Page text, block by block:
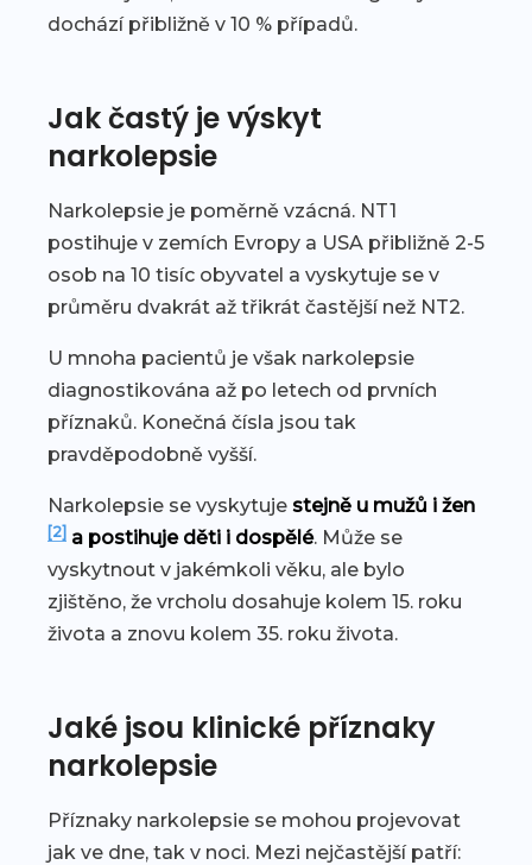
dochází přibližně v 10 % případů.
Jak častý je výskyt
narkolepsie
Narkolepsie je poměrně vzácná. NT1
postihuje v zemích Evropy a USA přibližně 2-5
osob na 10 tisíc obyvatel a vyskytuje se v
průměru dvakrát až třikrát častější než NT2.
U mnoha pacientů je však narkolepsie
diagnostikována až po letech od prvních
příznaků. Konečná čísla jsou tak
pravděpodobně vyšší.
Narkolepsie se vyskytuje stejně u mužů i žen
[2] a postihuje děti i dospělé. Může se
vyskytnout v jakémkoli věku, ale bylo
zjištěno, že vrcholu dosahuje kolem 15. roku
života a znovu kolem 35. roku života.
Jaké jsou klinické příznaky
narkolepsie
Příznaky narkolepsie se mohou projevovat
jak ve dne, tak v noci. Mezi nejčastější patří: